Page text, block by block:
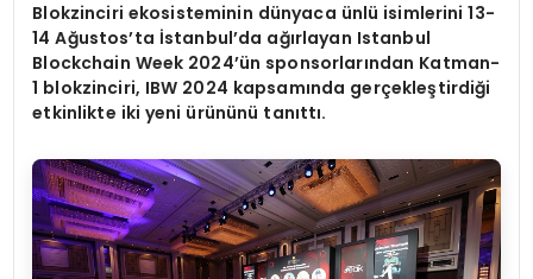
Blokzinciri ekosisteminin dünyaca ünlü isimlerini 13-
14 Ağustos’ta İstanbul’da ağırlayan Istanbul
Blockchain Week 2024’ün sponsorlarından Katman-
1 blokzinciri, IBW 2024 kapsamında gerçekleştirdiği
etkinlikte iki yeni ürününü tanıttı.